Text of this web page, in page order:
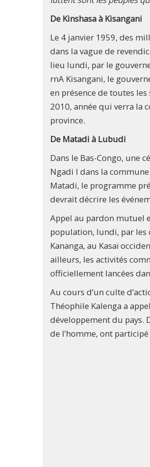
De Kinshasa à Kisangani
Le 4 janvier 1959, des
dans la vague de
lieu lundi, par le
rnA Kisangani, le
en présence de toutes
2010, année qui verra la
province.
De Matadi à Lubudi
Dans le Bas-Congo, une
Ngadi I dans la
Matadi, le programme
devrait décrire les
Appel au pardon mutuel
population, lundi, par les
Kananga, au Kasaï
ailleurs, les activités
officiellement lancées
Au cours d’un culte
Théophile Kalenga a
développement du pays.
de l’homme, ont participé